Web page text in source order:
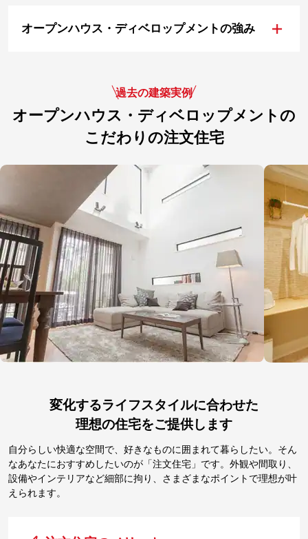
オープンハウス・ディベロップメントの強み +
過去の建築実例
オープンハウス・ディベロップメントの
こだわりの注文住宅
変化するライフスタイルに合わせた
理想の住宅をご提供します
自分らしい快適な空間で、好きなものに囲まれて暮らしたい。そん
なあなたにおすすめしたいのが「注文住宅」です。外観や間取り、
設備やインテリアなど細部に拘り、さまざまなポイントで理想が叶
えられます。